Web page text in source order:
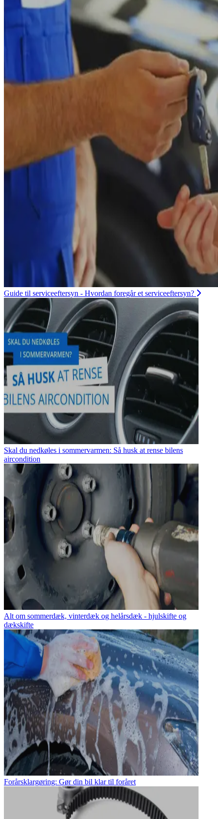
Guide til serviceeftersyn - Hvordan foregår et serviceeftersyn?
Skal du nedkøles i sommervarmen: Så husk at rense bilens
aircondition
Alt om sommerdæk, vinterdæk og helårsdæk - hjulskifte og
dækskifte
Forårsklargøring: Gør din bil klar til foråret